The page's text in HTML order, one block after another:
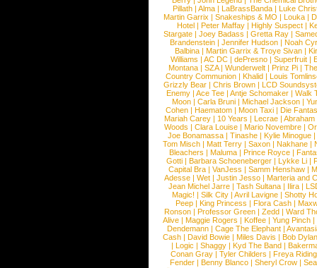
Pillath |Alma |LaBrassBanda |Luke
Martin Garrix | Snakeships & MO | Louka |
Hotel | Peter Maffay | Highly Suspect |
Stargate |Joey Badass |Gretta Ray |
Brandenstein |Jennifer Hudson |Noah
Balbina | Martin Garrix & Troye Sivan |
Williams |AC DC |dePresno |Superfruit |
Montana |SZA|Wunderwelt |Prinz Pi |
Country Communion | Khalid | Louis
Grizzly Bear | Chris Brown | LCD
Enemy | Ace Tee | Antje Schomaker | Walk
Moon |Carla Bruni |Michael Jackson |
Cohen |Haematom |Moon Taxi |Die
Mariah Carey | 10 Years | Lecrae | Abraham
Woods |Clara Louise |Mario Novembre |
Joe Bonamassa | Tinashe | Kylie Minogue |
Tom Misch |Matt Terry |Saxon |Nakhane |
Bleachers | Maluma | Prince Royce |
Gotti |Barbara Schoeneberger |Lykke Li |
Capital Bra |VanJess |Samm Henshaw |
Adesse |Wet |Justin Jesso |Marteria and
Jean Michel Jarre |Tash Sultana | Ilira |
Magic! | Silk City | Avril Lavigne | Shotty
Peep |King Princess |Flora Cash |
Ronson |Professor Green |Zedd |Ward
Alive |Maggie Rogers |Koffee |Yung Pinch |
Dendemann |Cage The Elephant |
Cash | David Bowie | Miles Davis | Bob Dylan
|Logic |Shaggy |Kyd The Band |
Conan Gray |Tyler Childers |Freya
Fender |Benny Blanco |Sheryl Crow |